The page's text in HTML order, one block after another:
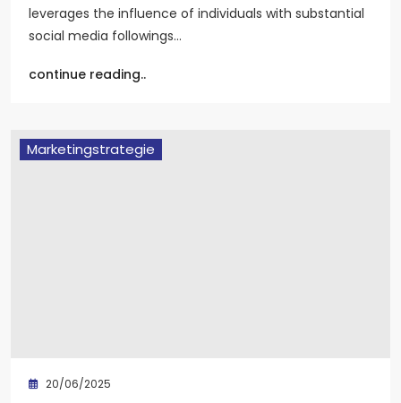
leverages the influence of individuals with substantial
social media followings…
continue reading..
Marketingstrategie
20/06/2025